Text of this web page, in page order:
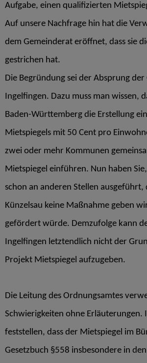
Aufgabe, einen qualifizierten
Auf unsere Nachfrage hin hat die
dem Gemeinderat eröffnet, dass sie
gestrichen hat.
Die Begründung sei der Absprung der
Ingelfingen. Dazu muss man wissen,
Baden-Württemberg die Erstellung
Mietspiegels mit 50 Cent pro
zwei oder mehr Kommunen
Mietspiegel einführen. Nun haben
schon an anderen Stellen ausgeführt,
Künzelsau keine Maßnahme geben
gefördert würde. Demzufolge kann
Ingelfingen letztendlich nicht der
Projekt Mietspiegel aufzugeben.
Die Leitung des Ordnungsamtes
Schwierigkeiten ohne Erläuterungen.
feststellen, dass der Mietspiegel im
Gesetzbuch §558 insbesondere in